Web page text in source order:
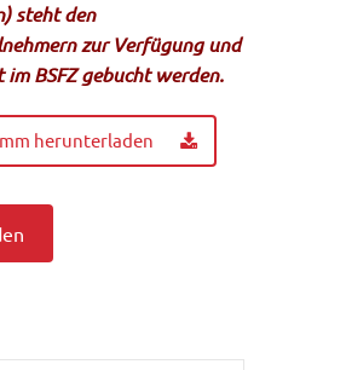
steht den
zur Verfügung und
im BSFZ gebucht werden.
herunterladen